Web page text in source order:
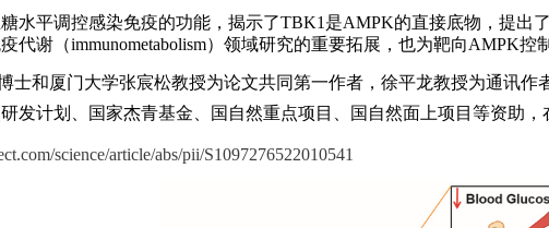
水平调控感染免疫的功能，揭示了TBK1 是AMPK的直接底物，提出了
代谢（immunometabolism）领域研究的重要拓展 ，也为靶向AMPK控
士和厦门大学张宸松教授为论文共同第一作者， 徐平龙教授为通讯作
发计划、国家杰青基金、国自然重点项目、国自然面上项目等资助，
science/article/abs/pii/S1097276522010541